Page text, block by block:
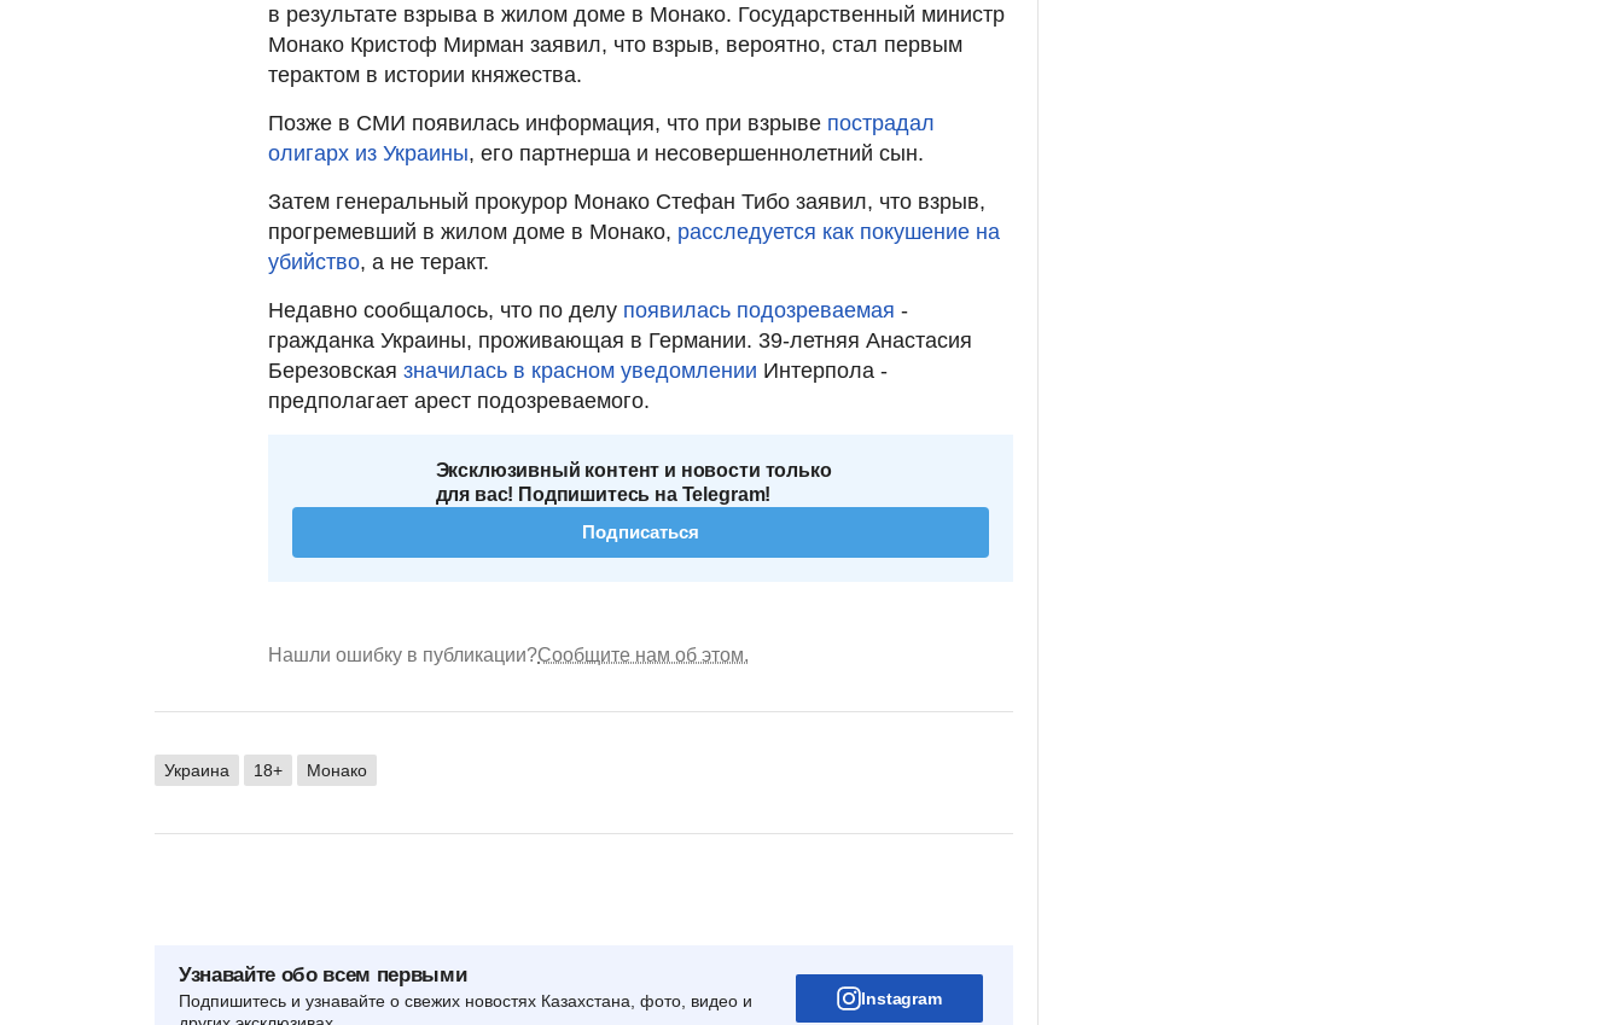
в результате взрыва в жилом доме в Монако. Государственный министр
Монако Кристоф Мирман заявил, что взрыв, вероятно, стал первым
терактом в истории княжества.
Позже в СМИ появилась информация, что при взрыве пострадал
олигарх из Украины, его партнерша и несовершеннолетний сын.
Затем генеральный прокурор Монако Стефан Тибо заявил, что взрыв,
прогремевший в жилом доме в Монако, расследуется как покушение на
убийство, а не теракт.
Недавно сообщалось, что по делу появилась подозреваемая -
гражданка Украины, проживающая в Германии. 39-летняя Анастасия
Березовская значилась в красном уведомлении Интерпола -
предполагает арест подозреваемого.
Эксклюзивный контент и новости только
для вас! Подпишитесь на Telegram!
Подписаться
Нашли ошибку в публикации?Сообщите нам об этом.
Украина 18+ Монако
Узнавайте обо всем первыми
Подпишитесь и узнавайте о свежих новостях Казахстана, фото, видео и
Instagram